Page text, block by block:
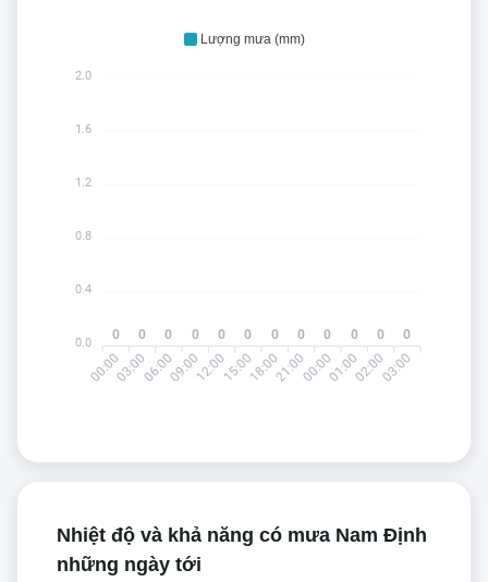
Lượng mưa (mm)
00:0003:0006:0009:0012:0015:0018:0021:0000:0001:0002:0003:00
0 0 0 0 0 0 0 0 0 0 0 0
2.0
1.6
1.2
0.8
0.4
0.0
Nhiệt độ và khả năng có mưa Nam Định
những ngày tới